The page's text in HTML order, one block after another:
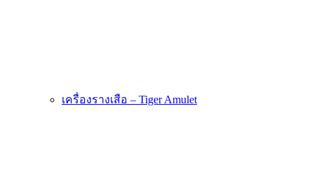
เครื่องรางเสือ – Tiger Amulet